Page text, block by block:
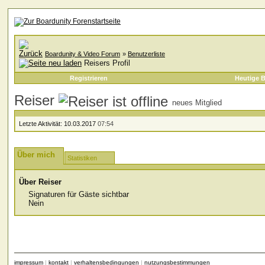
Boardunity & Video Forum » Benutzerliste
Reisers Profil
Registrieren Heutige
Reiser neues Mitglied
Letzte Aktivität: 10.03.2017 07:54
Über mich Statistiken
Über Reiser
Signaturen für Gäste sichtbar
Nein
impressum | kontakt | verhaltensbedingungen | nutzungsbestimmungen